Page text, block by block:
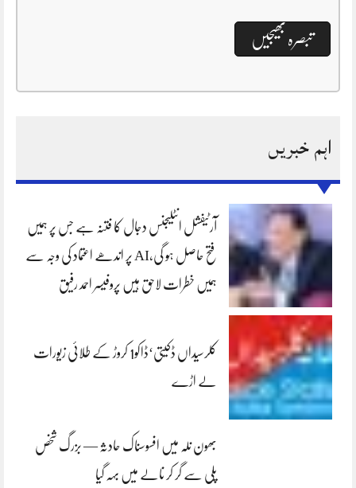
اہم خبریں
آرٹیفشل انٹلیجنس دجال کا فتنہ ہے جس پر ہمیں
فتح حاصل ہو گی،AI پر اندھے اعتماد کی وجہ سے
ہمیں خطرات لاحق ہیں پروفیسر احمد رفیق
کلرسیداں ڈکیتی‘ڈاکو1 کروڑ کے طلائی زیورات
لے اڑے
بھون نلہ میں افسوسناک حادثہ — بزرگ شخص
پلی سے گر کر نالے میں بہہ گیا